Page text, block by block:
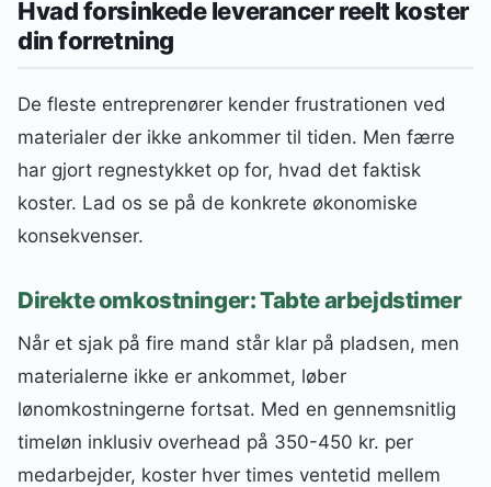
Hvad forsinkede leverancer reelt koster
din forretning
De fleste entreprenører kender frustrationen ved
materialer der ikke ankommer til tiden. Men færre
har gjort regnestykket op for, hvad det faktisk
koster. Lad os se på de konkrete økonomiske
konsekvenser.
Direkte omkostninger: Tabte arbejdstimer
Når et sjak på fire mand står klar på pladsen, men
materialerne ikke er ankommet, løber
lønomkostningerne fortsat. Med en gennemsnitlig
timeløn inklusiv overhead på 350-450 kr. per
medarbejder, koster hver times ventetid mellem